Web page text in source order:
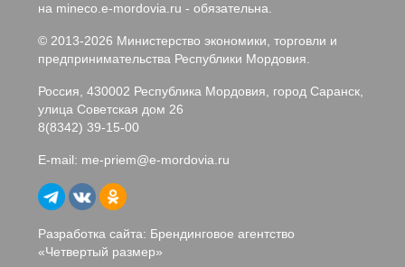
на mineco.e-mordovia.ru - обязательна.
© 2013-2026 Министерство экономики, торговли и
предпринимательства Республики Мордовия.
Россия, 430002 Республика Мордовия, город Саранск,
улица Советская дом 26
8(8342) 39-15-00
E-mail: me-priem@e-mordovia.ru
Разработка сайта: Брендинговое агентство
«Четвертый размер»